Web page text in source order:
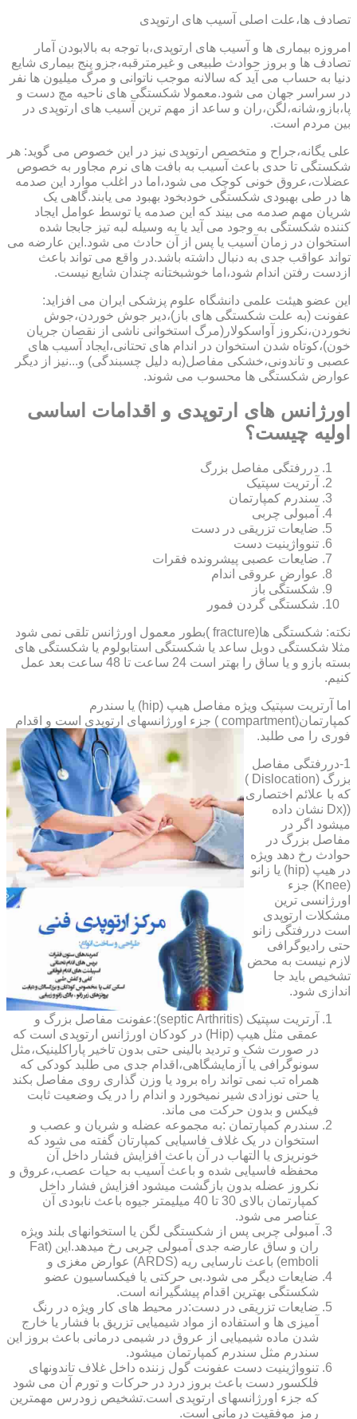
تصادف ها،علت اصلی آسیب های ارتوپدی
امروزه بیماری ها و آسیب های ارتوپدی،با توجه به بالابودن آمار
تصادف ها و بروز حوادث طبیعی و غیرمترقبه،جزو پنج بیماری شایع
دنیا به حساب می آید که سالانه موجب ناتوانی و مرگ میلیون ها نفر
در سراسر جهان می شود.معمولا شکستگی های ناحیه مچ دست و
پا،بازو،شانه،لگن،ران و ساعد از مهم ترین آسیب های ارتوپدی در
بین مردم است.
علی یگانه،جراح و متخصص ارتوپدی نیز در این خصوص می گوید: هر
شکستگی تا حدی باعث آسیب به بافت های نرم مجاور به خصوص
عضلات،عروق خونی کوچک می شود،اما در اغلب موارد این صدمه
ها در طی بهبودی شکستگی خودبخود بهبود می یابند.گاهی یک
شریان مهم صدمه می بیند که این صدمه یا توسط عوامل ایجاد
کننده شکستگی به وجود می آید یا به وسیله لبه تیز جابجا شده
استخوان در زمان آسیب یا پس از آن حادث می شود.این عارضه می
تواند عواقب جدی به دنبال داشته باشد.در واقع می تواند باعث
ازدست رفتن اندام شود،اما خوشبختانه چندان شایع نیست.
این عضو هیئت علمی دانشگاه علوم پزشکی ایران می افزاید:
عفونت (به علت شکستگی های باز)،دیر جوش خوردن،جوش
نخوردن،نکروز آواسکولار(مرگ استخوانی ناشی از نقصان جریان
خون)،کوتاه شدن استخوان در اندام های تحتانی،ایجاد آسیب های
عصبی و تاندونی،خشکی مفاصل(به دلیل چسبندگی) و...نیز از دیگر
عوارض شکستگی ها محسوب می شوند.
اورژانس های ارتوپدی و اقدامات اساسی
اولیه چیست؟
دررفتگی مفاصل بزرگ
آرتریت سپتیک
سندرم کمپارتمان
آمبولی چربی
ضایعات تزریقی در دست
تنوواژینیت دست
ضایعات عصبی پیشرونده فقرات
عوارض عروقی اندام
شکستگی باز
شکستگی گردن فمور
نکته: شکستگی ها(fracture )بطور معمول اورژانس تلقی نمی شود
مثلا شکستگی دوبل ساعد یا شکستگی استابولوم یا شکستگی های
بسته بازو و یا ساق را بهتر است 24 ساعت تا 48 ساعت بعد عمل
کنیم.
اما آرتریت سپتیک ویژه مفاصل هیپ (hip) یا سندرم
کمپارتمان(compartment ) جزء اورژانسهای ارتوپدی است و اقدام
فوری را می طلبد.
1-دررفتگی مفاصل
بزرگ (Dislocation )
که با علائم اختصاری
((Dx نشان داده
میشود اگر در
مفاصل بزرگ در
حوادث رخ دهد ویژه
در هیپ (hip) یا زانو
(Knee) جزء
اورژانسی ترین
مشکلات ارتوپدی
است دررفتگی زانو
حتی رادیوگرافی
لازم نیست به محض
تشخیص باید جا
اندازی شود.
آرتریت سپتیک (septic Arthritis):عفونت مفاصل بزرگ و
عمقی مثل هیپ (Hip) در کودکان اورژانس ارتوپدی است که
در صورت شک و تردید بالینی حتی بدون تاخیر پاراکلینیک،مثل
سونوگرافی یا آزمایشگاهی،اقدام جدی می طلبد کودکی که
همراه تب نمی تواند راه برود یا وزن گذاری روی مفاصل بکند
یا حتی نوزادی شیر نمیخورد و اندام را در یک وضعیت ثابت
فیکس و بدون حرکت می ماند.
سندرم کمپارتمان :به مجموعه عضله و شریان و عصب و
استخوان در یک غلاف فاسیایی کمپارتان گفته می شود که
خونریزی یا التهاب در آن باعث افزایش فشار داخل آن
محفظه فاسیایی شده و باعث آسیب به حیات عصب،عروق و
نکروز عضله بدون بازگشت میشود افزایش فشار داخل
کمپارتمان بالای 30 تا 40 میلیمتر جیوه باعث نابودی آن
عناصر می شود.
آمبولی چربی پس از شکستگی لگن یا استخوانهای بلند ویژه
ران و ساق عارضه جدی آمبولی چربی رخ میدهد.این (Fat
emboli) باعث نارسایی ریه (ARDS) عوارض مغزی و
ضایعات دیگر می شود.بی حرکتی یا فیکساسیون عضو
شکستگی بهترین اقدام پیشگیرانه است.
ضایعات تزریقی در دست:در محیط های کار ویژه در رنگ
آمیزی ها و استفاده از مواد شیمیایی تزریق با فشار یا خارج
شدن ماده شیمیایی از عروق در شیمی درمانی باعث بروز این
سندرم مثل سندرم کمپارتمان میشود.
تنوواژینیت دست عفونت گول زننده داخل غلاف تاندونهای
فلکسور دست باعث بروز درد در حرکات و تورم آن می شود
که جزء اورژانسهای ارتوپدی است.تشخیص زودرس مهمترین
رمز موفقیت درمانی است.